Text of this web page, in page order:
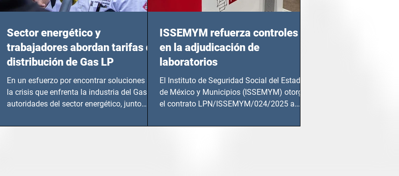
Sector energético y
trabajadores abordan tarifas de
distribución de Gas LP
En un esfuerzo por encontrar soluciones a
la crisis que enfrenta la industria del Gas LP,
autoridades del sector energético, junto
ISSEMYM refuerza controles
en la adjudicación de
laboratorios
El Instituto de Seguridad Social del Estado
de México y Municipios (ISSEMYM) otorgó
el contrato LPN/ISSEMYM/024/2025 a